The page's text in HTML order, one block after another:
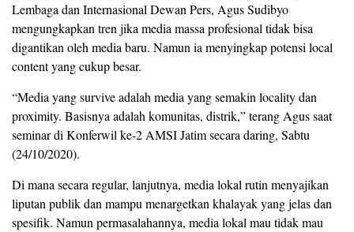
Lembaga dan Internasional Dewan Pers, Agus Sudibyo
mengungkapkan tren jika media massa profesional tidak bisa
digantikan oleh media baru. Namun ia menyingkap potensi local
content yang cukup besar.
“Media yang survive adalah media yang semakin locality dan
proximity. Basisnya adalah komunitas, distrik,” terang Agus saat
seminar di Konferwil ke-2 AMSI Jatim secara daring, Sabtu
(24/10/2020).
Di mana secara regular, lanjutnya, media lokal rutin menyajikan
liputan publik dan mampu menargetkan khalayak yang jelas dan
spesifik. Namun permasalahannya, media lokal mau tidak mau